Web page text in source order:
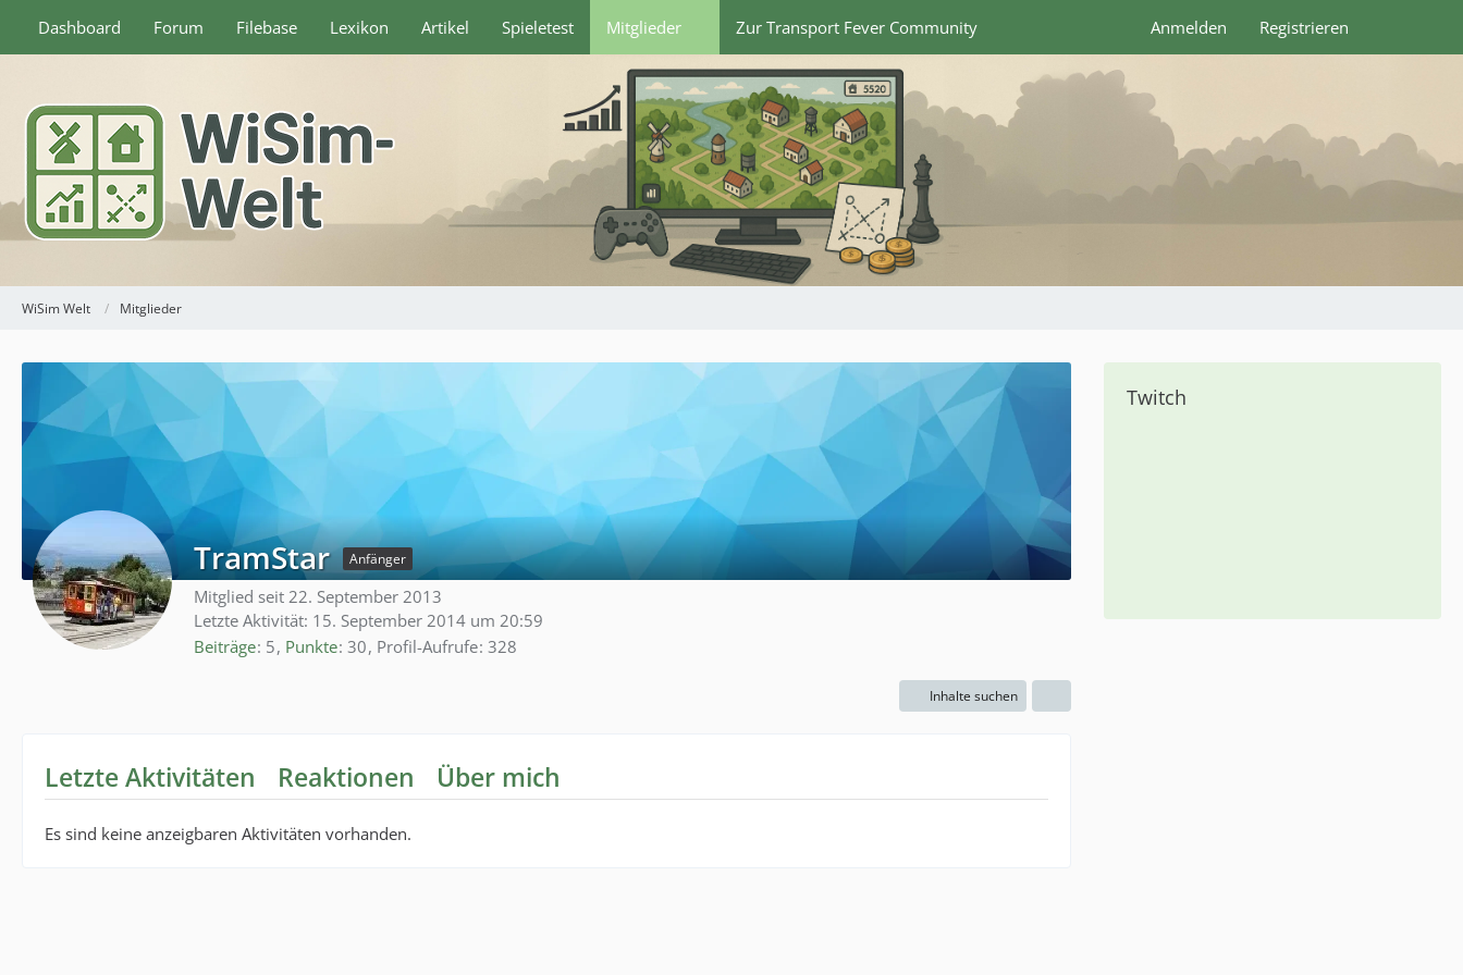
Dashboard Forum Filebase Lexikon Artikel Spieletest Mitglieder Zur Transport Fever Community Anmelden Registrieren
WiSim Welt Mitglieder
TramStar Anfänger
Mitglied seit 22. September 2013
Letzte Aktivität: 15. September 2014 um 20:59
Beiträge 5 Punkte 30 Profil-Aufrufe 328
Inhalte suchen
Letzte Aktivitäten Reaktionen Über mich
Es sind keine anzeigbaren Aktivitäten vorhanden.
Twitch